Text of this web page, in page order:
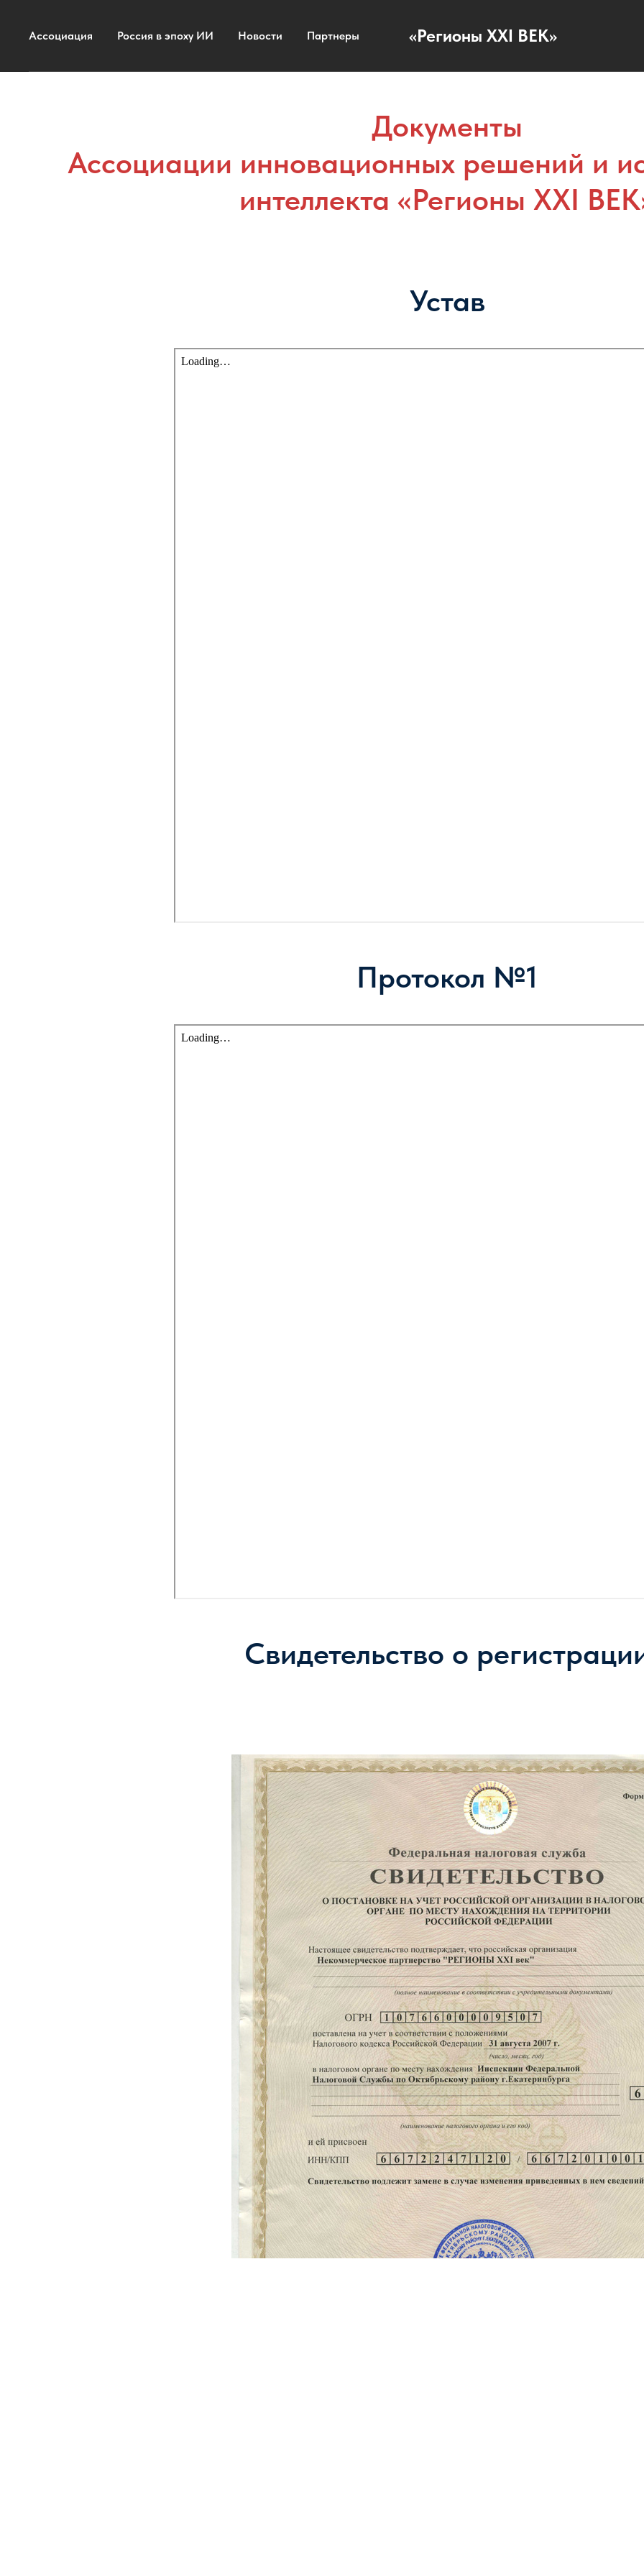
«Регионы XXI ВЕК»
Ассоциация Россия в эпоху ИИ Новости Партнеры
Документы
Ассоциации инновационных решений и
интеллекта «Регионы XXI
Устав
Протокол №1
Свидетельство о